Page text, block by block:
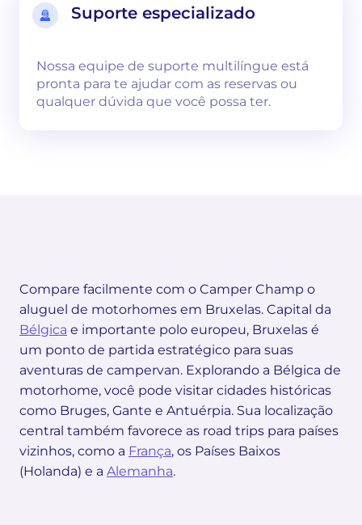
Suporte especializado
Nossa equipe de suporte multilíngue está
pronta para te ajudar com as reservas ou
qualquer dúvida que você possa ter.
Compare facilmente com o Camper Champ o
aluguel de motorhomes em Bruxelas. Capital da
Bélgica e importante polo europeu, Bruxelas é
um ponto de partida estratégico para suas
aventuras de campervan. Explorando a Bélgica de
motorhome, você pode visitar cidades históricas
como Bruges, Gante e Antuérpia. Sua localização
central também favorece as road trips para países
vizinhos, como a França, os Países Baixos
(Holanda) e a Alemanha.